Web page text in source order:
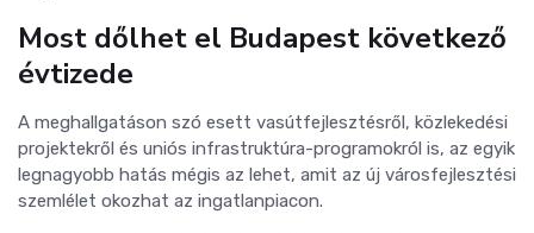
Most dőlhet el Budapest következő
évtizede
A meghallgatáson szó esett vasútfejlesztésről, közlekedési
projektekről és uniós infrastruktúra-programokról is, az egyik
legnagyobb hatás mégis az lehet, amit az új városfejlesztési
szemlélet okozhat az ingatlanpiacon.